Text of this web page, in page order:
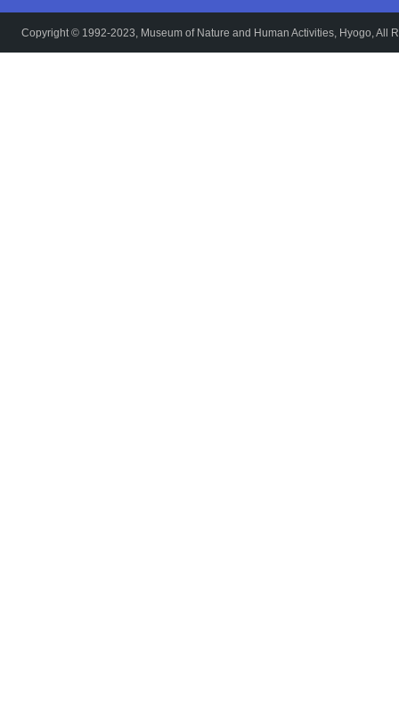
Copyright © 1992-2023, Museum of Nature and Human Activities, Hyogo, All